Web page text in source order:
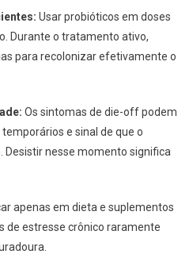
Usar probióticos em doses
Durante o tratamento ativo,
para recolonizar efetivamente o
Os sintomas de die-off podem
e sinal de que o
nesse momento significa
apenas em dieta e suplementos
de estresse crônico raramente